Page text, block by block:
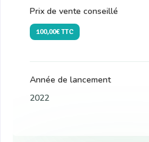
Prix de vente conseillé
100,00€ TTC
Année de lancement
2022